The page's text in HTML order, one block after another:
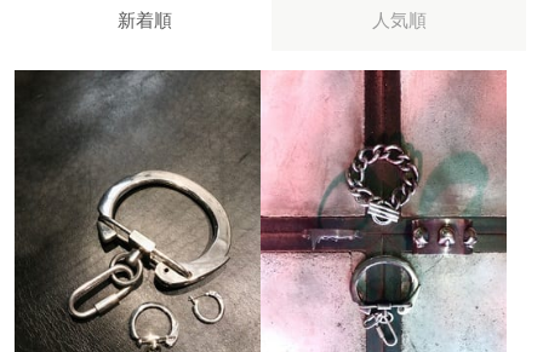
新着順 人気順